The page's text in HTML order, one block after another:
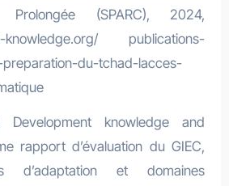
(SPARC), 2024,
knowledge.org/ publications-
du-tchad-lacces-
knowledge and
rapport d’évaluation du GIEC,
d’adaptation et domaines